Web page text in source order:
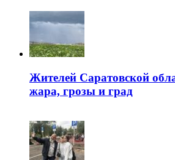
Жителей Саратовской
жара, грозы и град